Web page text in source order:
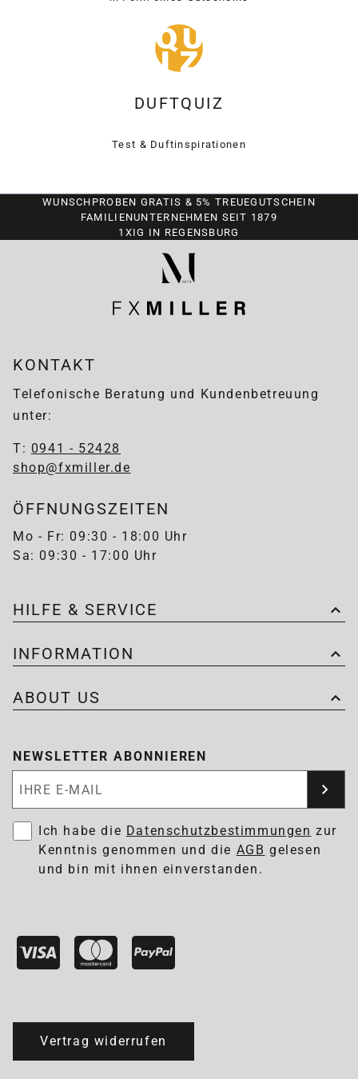
DUFTQUIZ
Test & Duftinspirationen
WUNSCHPROBEN GRATIS & 5% TREUEGUTSCHEIN
FAMILIENUNTERNEHMEN SEIT 1879
1XIG IN REGENSBURG
KONTAKT
Telefonische Beratung und Kundenbetreuung
unter:
T: 0941 - 52428
shop@fxmiller.de
ÖFFNUNGSZEITEN
Mo - Fr: 09:30 - 18:00 Uhr
Sa: 09:30 - 17:00 Uhr
HILFE & SERVICE
INFORMATION
ABOUT US
NEWSLETTER ABONNIEREN
Ich habe die Datenschutzbestimmungen zur
Kenntnis genommen und die AGB gelesen
und bin mit ihnen einverstanden.
Vertrag widerrufen